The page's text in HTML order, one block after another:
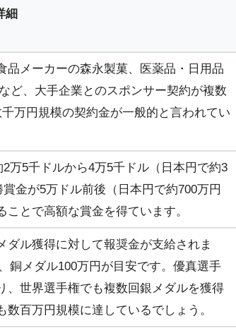
細
品メーカーの森永製菓、医薬品・日用品
ど、大手企業とのスポンサー契約が複数
万円規模の契約金が一般的と言われてい
万5千ドルから4万5千ドル（日本円で約3
金が5万ドル前後（日本円で約700万円
とで高額な賞金を得ています。
ダル獲得に対して報奨金が支給されま
銅メダル100万円が目安です。優真選手
、世界選手権でも複数回銀メダルを獲得
百万円規模に達しているでしょう。